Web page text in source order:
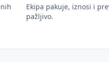
Ekipa pakuje, iznosi i
pažljivo.